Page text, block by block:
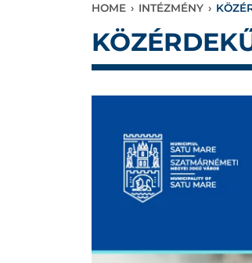
HOME › INTÉZMÉNY ›